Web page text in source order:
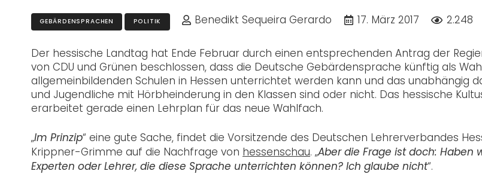
GEBÄRDENSPRACHEN POLITIK Benedikt Sequeira Gerardo 17. März 2017 2.248
Der hessische Landtag hat Ende Februar durch einen entsprechenden Antrag der
von CDU und Grünen beschlossen, dass die Deutsche Gebärdensprache künftig als
allgemeinbildenden Schulen in Hessen unterrichtet werden kann und das unabhängig
und Jugendliche mit Hörbheinderung in den Klassen sind oder nicht. Das hessische
erarbeitet gerade einen Lehrplan für das neue Wahlfach.
„Im Prinzip“ eine gute Sache, findet die Vorsitzende des Deutschen Lehrerverbandes
Krippner-Grimme auf die Nachfrage von hessenschau. „Aber die Frage ist doch: Haben
Experten oder Lehrer, die diese Sprache unterrichten können? Ich glaube nicht“.